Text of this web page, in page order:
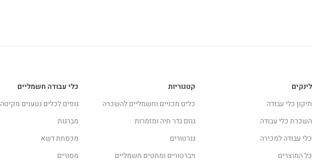
כלי עבודה חשמליים
גופים לכלים נטענים מקיטה
מברגות
מכסחת דשא
מסורים
קטגוריות
כלים מכניים וחשמליים להשכרה
גוזם גדר חיה ומזמרות
גנרטורים
ויברטורים ומחטים חשמליים
לינקים
תיקון כלי עבודה
השכרת כלי עבודה
כלי עבודה למכירה
כל המוצרים